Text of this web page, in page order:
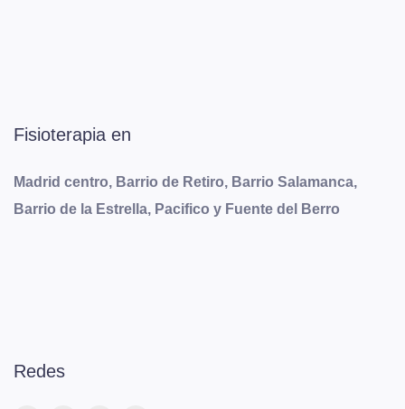
Fisioterapia en
Madrid centro, Barrio de Retiro, Barrio Salamanca,
Barrio de la Estrella, Pacifico y Fuente del Berro
Redes